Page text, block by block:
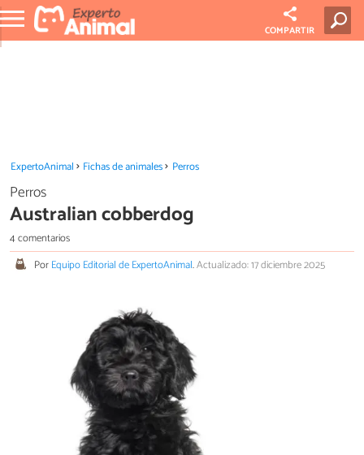
COMPARTIR
ExpertoAnimal Fichas de animales Perros
Perros
Australian cobberdog
4 comentarios
PorEquipo Editorial de ExpertoAnimal.Actualizado: 17 diciembre 2025